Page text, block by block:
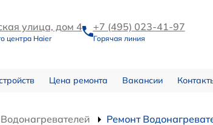
улица, дом 4
центра Haier
+7 (495) 023-41-97
Горячая линия
Цена ремонта Вакансии
Ремонт